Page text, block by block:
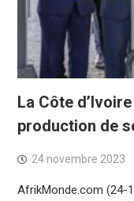
La Côte
production de
24 novembre 2023
AfrikMonde.com (24-